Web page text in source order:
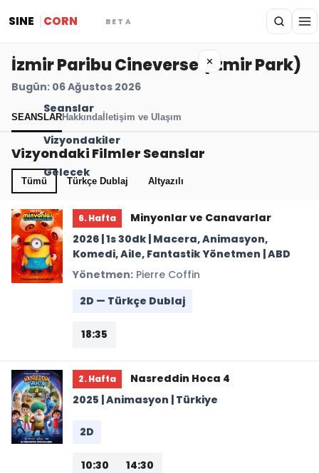
SINE CORN BETA
✕
Seanslar
Vizyondakiler
Gelecek
İzmir Paribu Cineverse (İzmir Park)
Bugün: 06 Ağustos 2026
SEANSLARHakkındaİletişim ve Ulaşım
Vizyondaki Filmler Seanslar
Tümü Türkçe Dublaj Altyazılı
6. Hafta
Minyonlar ve Canavarlar
2026 | 1s 30dk | Macera, Animasyon,
Komedi, Aile, Fantastik Yönetmen | ABD
Yönetmen: Pierre Coffin
2D — Türkçe Dublaj
18:35
2. Hafta
Nasreddin Hoca 4
2025 | Animasyon | Türkiye
2D
10:30 14:30